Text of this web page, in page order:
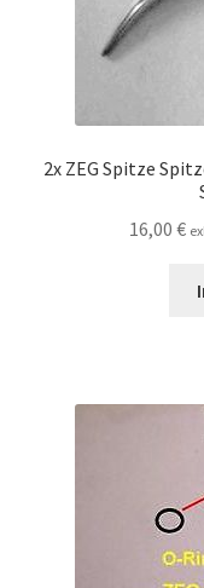
2x ZEG Spitze
16,00 €